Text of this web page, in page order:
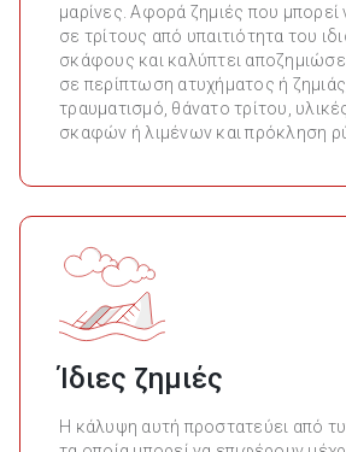
μαρίνες. Αφορά ζημιές που
σε τρίτους από υπαιτιότητα του
σκάφους και καλύπτει
σε περίπτωση ατυχήματος ή
τραυματισμό, θάνατο τρίτου,
σκαφών ή λιμένων και πρόκληση
Ίδιες ζημιές
Η κάλυψη αυτή προστατεύει από